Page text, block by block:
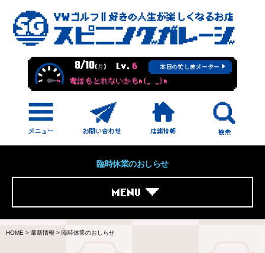
8/10(月) Lv. 6 本日の忙し度メーター
電話もとれないかもm(_ _)m
臨時休業のおしらせ
MENU
HOME > 最新情報 > 臨時休業のおしらせ